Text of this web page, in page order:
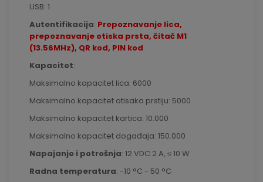
USB: 1
Autentifikacija: Prepoznavanje lica,
prepoznavanje otiska prsta, čitač M1
(13.56MHz), QR kod, PIN kod
Kapacitet:
Maksimalno kapacitet lica: 6000
Maksimalno kapacitet otisaka prstiju: 5000
Maksimalno kapacitet kartica: 10.000
Maksimalno kapacitet događaja: 150.000
Napajanje i potrošnja: 12 VDC 2 A, ≤ 10 W
Radna temperatura: -10 °C - 50 °C